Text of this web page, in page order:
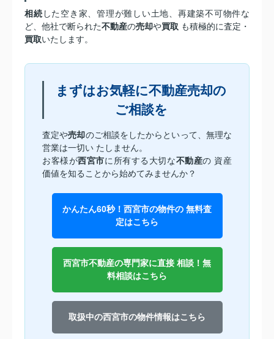
相続 した空き家、管理が難しい土地、再建築不可物件な
ど、他社で断られた不動産の売却や買取 も積極的に査定・
買取いたします。
まずはお気軽に不動産売却の
ご相談を
査定や売却のご相談をしたからといって、無理な
営業は一切い たしません。
お客様が西宮市に所有する大切な不動産の 資産
価値を知ることから始めてみませんか？
かんたん60秒！西宮市の物件の 無料査
定はこちら
西宮市不動産の専門家に直接 相談！無
料相談はこちら
取扱中の西宮市の物件情報はこちら